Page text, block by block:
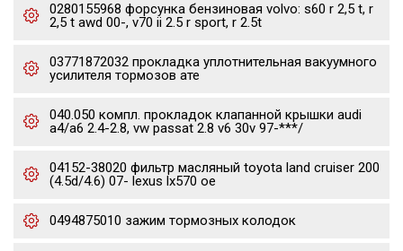
0280155968 форсунка бензиновая volvo: s60 r 2,5 t, r
2,5 t awd 00-, v70 ii 2.5 r sport, r 2.5t
03771872032 прокладка уплотнительная вакуумного
усилителя тормозов ате
040.050 компл. прокладок клапанной крышки audi
a4/a6 2.4-2.8, vw passat 2.8 v6 30v 97-***/
04152-38020 фильтр масляный toyota land cruiser 200
(4.5d/4.6) 07- lexus lx570 oe
0494875010 зажим тормозных колодок